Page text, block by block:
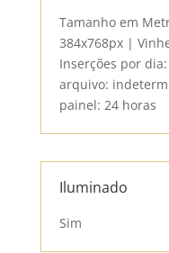
Tamanho em
384x768px |
Inserções por
arquivo:
painel: 24 horas
Iluminado
Sim